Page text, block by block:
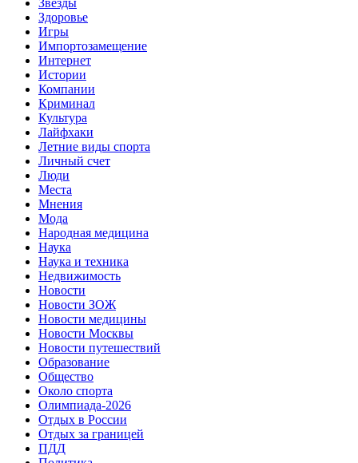
Здоровье
Игры
Импортозамещение
Интернет
Истории
Компании
Криминал
Культура
Лайфхаки
Летние виды спорта
Личный счет
Люди
Места
Мнения
Мода
Народная медицина
Наука
Наука и техника
Недвижимость
Новости
Новости ЗОЖ
Новости медицины
Новости Москвы
Новости путешествий
Образование
Общество
Около спорта
Олимпиада-2026
Отдых в России
Отдых за границей
ПДД